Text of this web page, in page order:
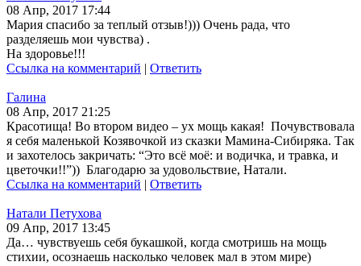
08 Апр, 2017 17:44
Мария спасибо за теплый отзыв!))) Очень рада, что
разделяешь мои чувства) .
На здоровье!!!
Ссылка на комментарий | Ответить
Галина
08 Апр, 2017 21:25
Красотища! Во втором видео – ух мощь какая! Почувствовала
я себя маленькой Козявочкой из сказки Мамина-Сибиряка. Так
и захотелось закричать: “Это всё моё: и водичка, и травка, и
цветочки!!”)) Благодарю за удовольствие, Натали.
Ссылка на комментарий | Ответить
Натали Петухова
09 Апр, 2017 13:45
Да… чувствуешь себя букашкой, когда смотришь на мощь
стихии, осознаешь насколько человек мал в этом мире)